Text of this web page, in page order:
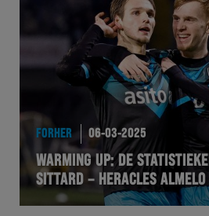
Wedstrijd
BusinessClub
Foundation
FORHER 06-03-2025
WARMING UP: DE
SITTARD – HERACLES ALMELO